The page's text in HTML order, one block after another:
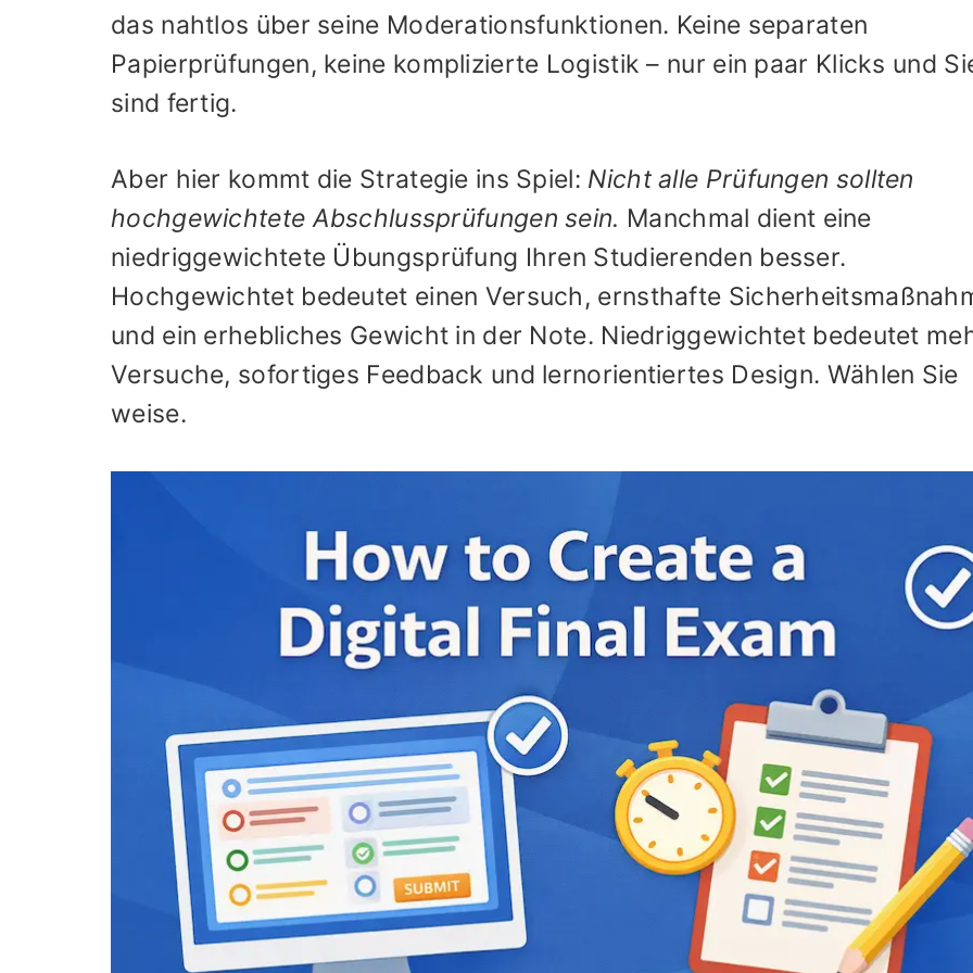
das nahtlos über seine Moderationsfunktionen. Keine separaten
Papierprüfungen, keine komplizierte Logistik – nur ein paar Klicks und
sind fertig.
Aber hier kommt die Strategie ins Spiel: Nicht alle Prüfungen sollten
hochgewichtete Abschlussprüfungen sein. Manchmal dient eine
niedriggewichtete Übungsprüfung Ihren Studierenden besser.
Hochgewichtet bedeutet einen Versuch, ernsthafte
und ein erhebliches Gewicht in der Note. Niedriggewichtet bedeutet
Versuche, sofortiges Feedback und lernorientiertes Design. Wählen Sie
weise.